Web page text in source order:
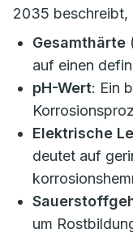
2035 beschreibt,
Gesamthärte
auf einen
pH-Wert: Ein
Elektrische
deutet auf
um